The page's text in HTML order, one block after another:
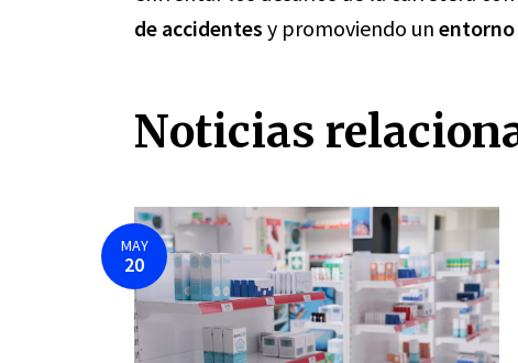
de accidentes y promoviendo un entorno
Noticias
MAY
20